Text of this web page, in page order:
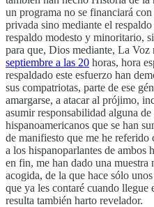
un programa no se financiará
privada sino mediante el
respaldo modesto y minoritario,
para que, Dios mediante, La Voz
septiembre a las 20 horas, hora
respaldado este esfuerzo han
sus compatriotas, parte de ese
amargarse, a atacar al prójimo,
asumir responsabilidad alguna
hispanoamericanos que se han
de manifiesto que me he referido
a los hispanoparlantes de ambos
en fin, me han dado una muestra
acogida, de la que hace sólo
que ya les contaré cuando llegue
resulta también harto revelador.